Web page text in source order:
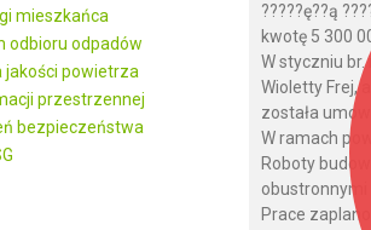
mieszkańca
odbioru odpadów
jakości powietrza
przestrzennej
bezpieczeństwa
?????ę??ą
kwotę 5 300
W styczniu
Wioletty Frej,
została
W ramach
Roboty
Prace